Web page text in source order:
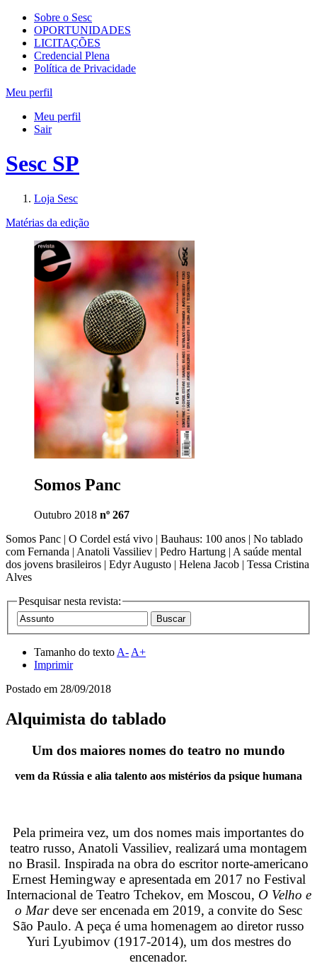
Sobre o Sesc
OPORTUNIDADES
LICITAÇÕES
Credencial Plena
Política de Privacidade
Meu perfil
Meu perfil
Sair
Sesc SP
Loja Sesc
Matérias da edição
Somos Panc
Outubro 2018 nº 267
Somos Panc | O Cordel está vivo | Bauhaus: 100 anos | No tablado
com Fernanda | Anatoli Vassiliev | Pedro Hartung | A saúde mental
dos jovens brasileiros | Edyr Augusto | Helena Jacob | Tessa Cristina
Alves
Pesquisar nesta revista:
Tamanho do texto A- A+
Imprimir
Postado em 28/09/2018
Alquimista do tablado
Um dos maiores nomes do teatro no mundo
vem da Rússia e alia talento aos mistérios da psique humana
Pela primeira vez, um dos nomes mais importantes do
teatro russo, Anatoli Vassiliev, realizará uma montagem
no Brasil. Inspirada na obra do escritor norte-americano
Ernest Hemingway e apresentada em 2017 no Festival
Internacional de Teatro Tchekov, em Moscou, O Velho e
o Mardeve ser encenada em 2019, a convite do Sesc
São Paulo. A peça é uma homenagem ao diretor russo
Yuri Lyubimov (1917-2014), um dos mestres do
encenador.